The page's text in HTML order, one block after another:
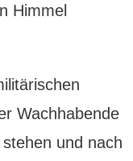
Himmel
Wachhabende
und nach